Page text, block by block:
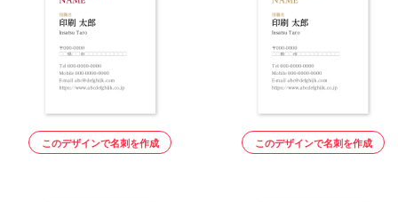
このデザインで名刺を作成 このデザインで名刺を作成